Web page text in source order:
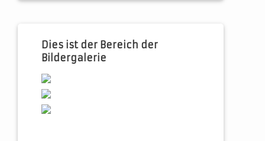
Dies ist der Bereich der
Bildergalerie